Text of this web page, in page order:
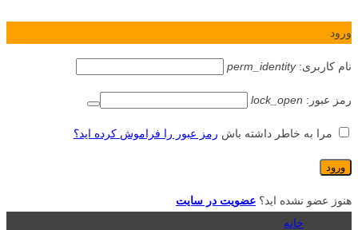
ورود
نام کاربری:perm_identity
رمز عبور: lock_open
مرا به خاطر داشته باش رمز عبور را فراموش کرده اید؟
هنوز عضو نشده اید؟ عضویت در سایت
خانه